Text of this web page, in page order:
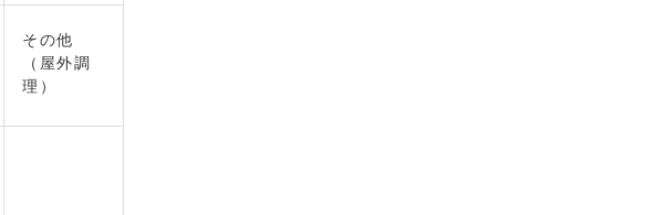
その他
（屋外調
理）